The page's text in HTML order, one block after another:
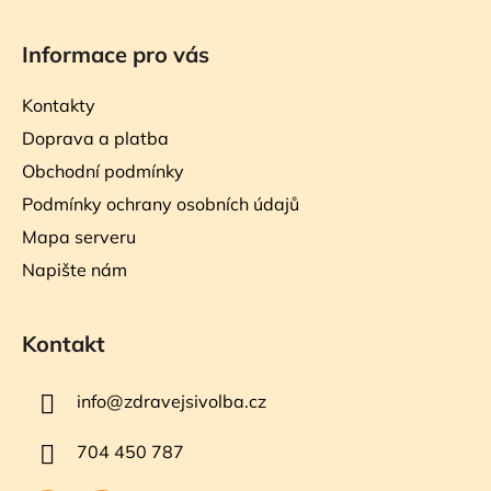
Informace pro vás
Kontakty
Doprava a platba
Obchodní podmínky
Podmínky ochrany osobních údajů
Mapa serveru
Napište nám
Kontakt
info@zdravejsivolba.cz
704 450 787